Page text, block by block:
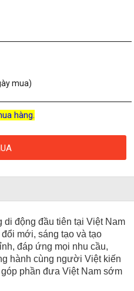
mua)
hàng.
di động đầu tiên tại Việt Nam
mới, sáng tạo và tạo
đáp ứng mọi nhu cầu,
hành cùng người Việt kiến
phần đưa Việt Nam sớm